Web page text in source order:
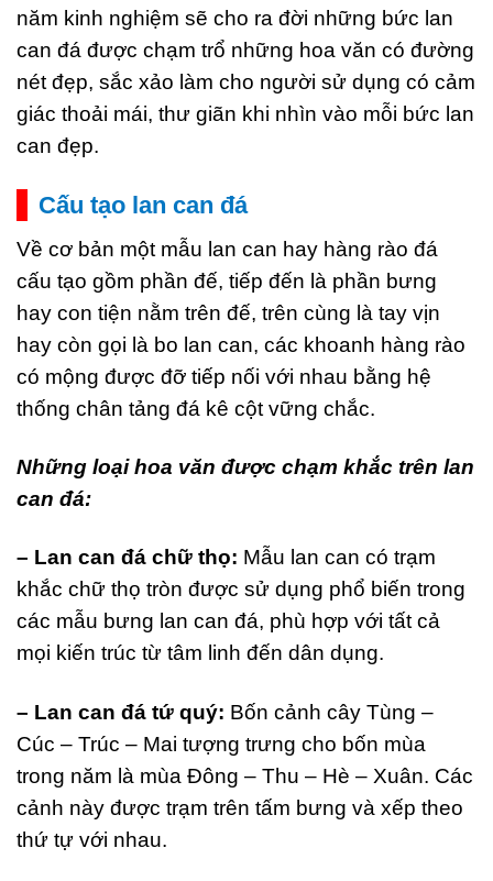
năm kinh nghiệm sẽ cho ra đời những bức lan
can đá được chạm trổ những hoa văn có đường
nét đẹp, sắc xảo làm cho người sử dụng có cảm
giác thoải mái, thư giãn khi nhìn vào mỗi bức lan
can đẹp.
Cấu tạo lan can đá
Về cơ bản một mẫu lan can hay hàng rào đá
cấu tạo gồm phần đế, tiếp đến là phần bưng
hay con tiện nằm trên đế, trên cùng là tay vịn
hay còn gọi là bo lan can, các khoanh hàng rào
có mộng được đỡ tiếp nối với nhau bằng hệ
thống chân tảng đá kê cột vững chắc.
Những loại hoa văn được chạm khắc trên lan
can đá:
– Lan can đá chữ thọ: Mẫu lan can có trạm
khắc chữ thọ tròn được sử dụng phổ biến trong
các mẫu bưng lan can đá, phù hợp với tất cả
mọi kiến trúc từ tâm linh đến dân dụng.
– Lan can đá tứ quý: Bốn cảnh cây Tùng –
Cúc – Trúc – Mai tượng trưng cho bốn mùa
trong năm là mùa Đông – Thu – Hè – Xuân. Các
cảnh này được trạm trên tấm bưng và xếp theo
thứ tự với nhau.